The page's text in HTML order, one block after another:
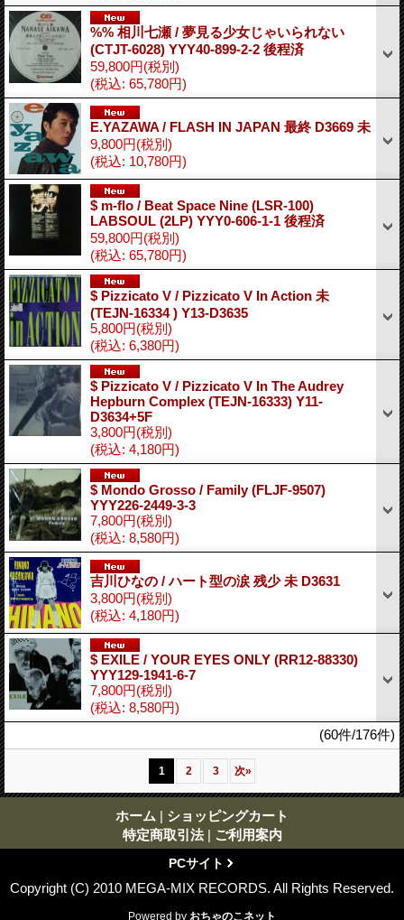
%% 相川七瀬 / 夢見る少女じゃいられない
(CTJT-6028) YYY40-899-2-2 後程済
59,800円(税別)
(税込: 65,780円)
E.YAZAWA / FLASH IN JAPAN 最終 D3669 未
9,800円(税別)
(税込: 10,780円)
$ m-flo ‎/ Beat Space Nine (LSR-100)
LABSOUL (2LP) YYY0-606-1-1 後程済
59,800円(税別)
(税込: 65,780円)
$ Pizzicato V / Pizzicato V In Action 未
(TEJN-16334 ) Y13-D3635
5,800円(税別)
(税込: 6,380円)
$ Pizzicato V / Pizzicato V In The Audrey
Hepburn Complex (TEJN-16333) Y11-
D3634+5F
3,800円(税別)
(税込: 4,180円)
$ Mondo Grosso / Family (FLJF-9507)
YYY226-2449-3-3
7,800円(税別)
(税込: 8,580円)
吉川ひなの / ハート型の涙 残少 未 D3631
3,800円(税別)
(税込: 4,180円)
$ EXILE / YOUR EYES ONLY (RR12-88330)
YYY129-1941-6-7
7,800円(税別)
(税込: 8,580円)
(60件/176件)
1 2 3 次»
ホーム | ショッピングカート
特定商取引法 | ご利用案内
PCサイト
Copyright (C) 2010 MEGA-MIX RECORDS. All Rights Reserved.
Powered by おちゃのこネット